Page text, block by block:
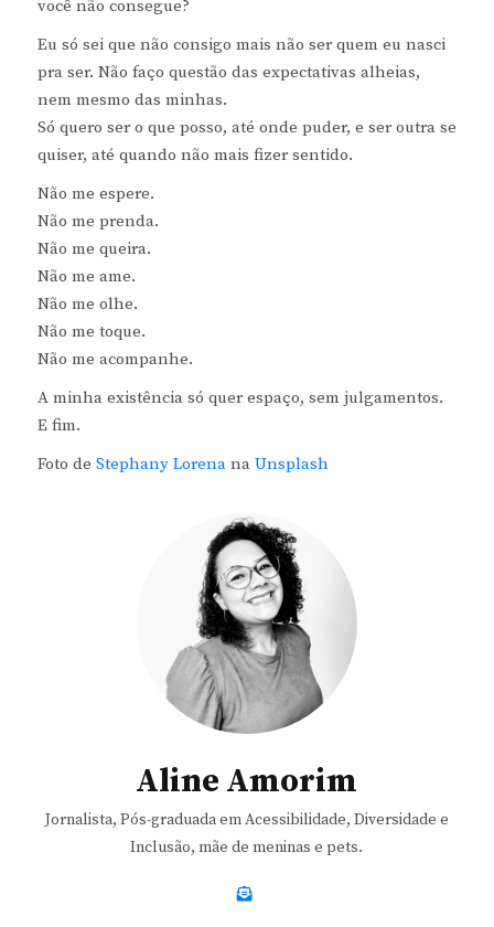
você não consegue?
Eu só sei que não consigo mais não ser quem eu nasci
pra ser. Não faço questão das expectativas alheias,
nem mesmo das minhas.
Só quero ser o que posso, até onde puder, e ser outra se
quiser, até quando não mais fizer sentido.
Não me espere.
Não me prenda.
Não me queira.
Não me ame.
Não me olhe.
Não me toque.
Não me acompanhe.
A minha existência só quer espaço, sem julgamentos.
E fim.
Foto de Stephany LorenanaUnsplash
Aline Amorim
Jornalista, Pós-graduada em Acessibilidade, Diversidade e
Inclusão, mãe de meninas e pets.